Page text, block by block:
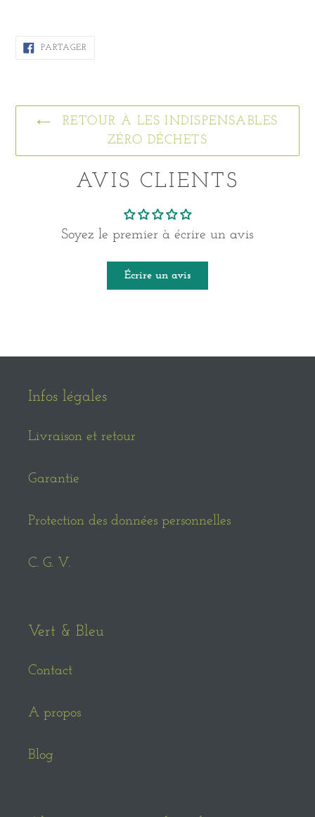
PARTAGER
RETOUR À LES INDISPENSABLES
ZÉRO DÉCHETS
AVIS CLIENTS
Soyez le premier à écrire un avis
Écrire un avis
Infos légales
Livraison et retour
Garantie
Protection des données personnelles
C. G. V.
Vert & Bleu
Contact
A propos
Blog